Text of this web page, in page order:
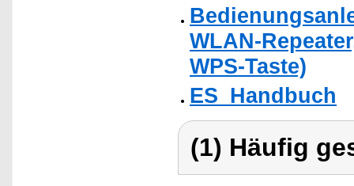
WLAN-
WPS-Taste)
ES_Handbuch
(1) Häufig